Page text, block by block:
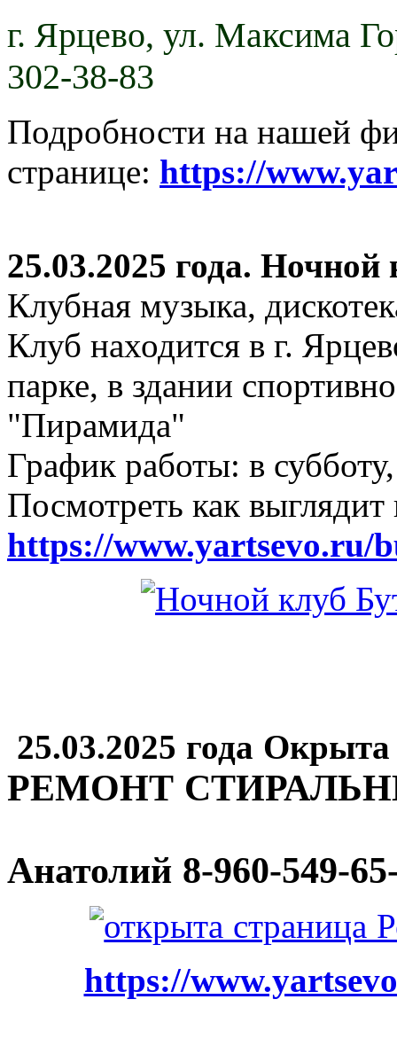
г. Ярцево, ул. Максима
302-38-83
Подробности на нашей
странице: https://
25.03.2025 года.
Клубная музыка,
Клуб находится в г.
парке, в здании
"Пирамида"
График работы: в
Посмотреть как
https://www.yartsevo.ru/
25.03.2025 года
РЕМОНТ
Анатолий 8-960-549-
https://